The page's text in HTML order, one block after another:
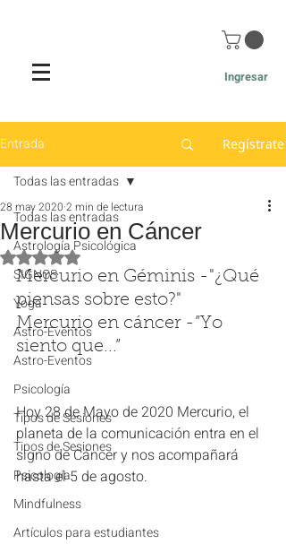
Ingresar
Entrada Regístrate
Todas las entradas
Astrología Psicológica
SIGNOS
Yoga
Astro-Eventos
Astro-Eventos
Psicología
Tipos de Sesiones
Tipos de Sesiones
Psicología
Mindfulness
Artículos para estudiantes
Todas las entradas
Mercurio en Cáncer
28 may 2020 2 min de lectura
Obtuvo NaN de 5 estrellas.
Mercurio en Géminis -"¿Qué
piensas sobre esto?"
Mercurio en cáncer -”Yo
siento que...”
Hoy 28 de Mayo de 2020 Mercurio, el
planeta de la comunicación entra en el
signo de Cáncer y nos acompañará
hasta el 5 de agosto.